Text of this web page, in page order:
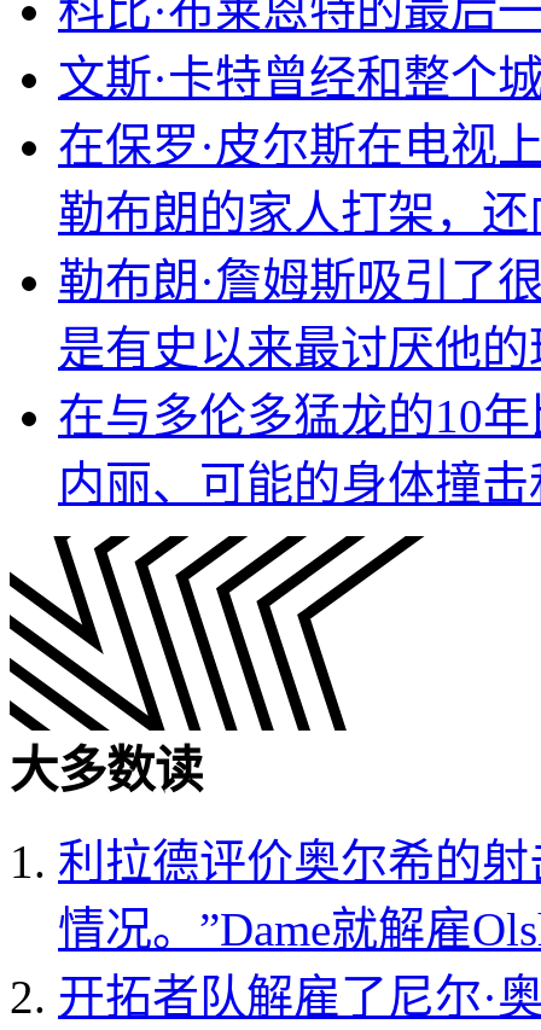
科比·布莱恩特的最后
文斯·卡特曾经和整个
在保罗·皮尔斯在电视
勒布朗的家人打架，
勒布朗·詹姆斯吸引了
是有史以来最讨厌他的
在与多伦多猛龙的10
内丽、可能的身体撞
大多数读
利拉德评价奥尔希的
情况。”Dame就解雇
开拓者队解雇了尼尔·